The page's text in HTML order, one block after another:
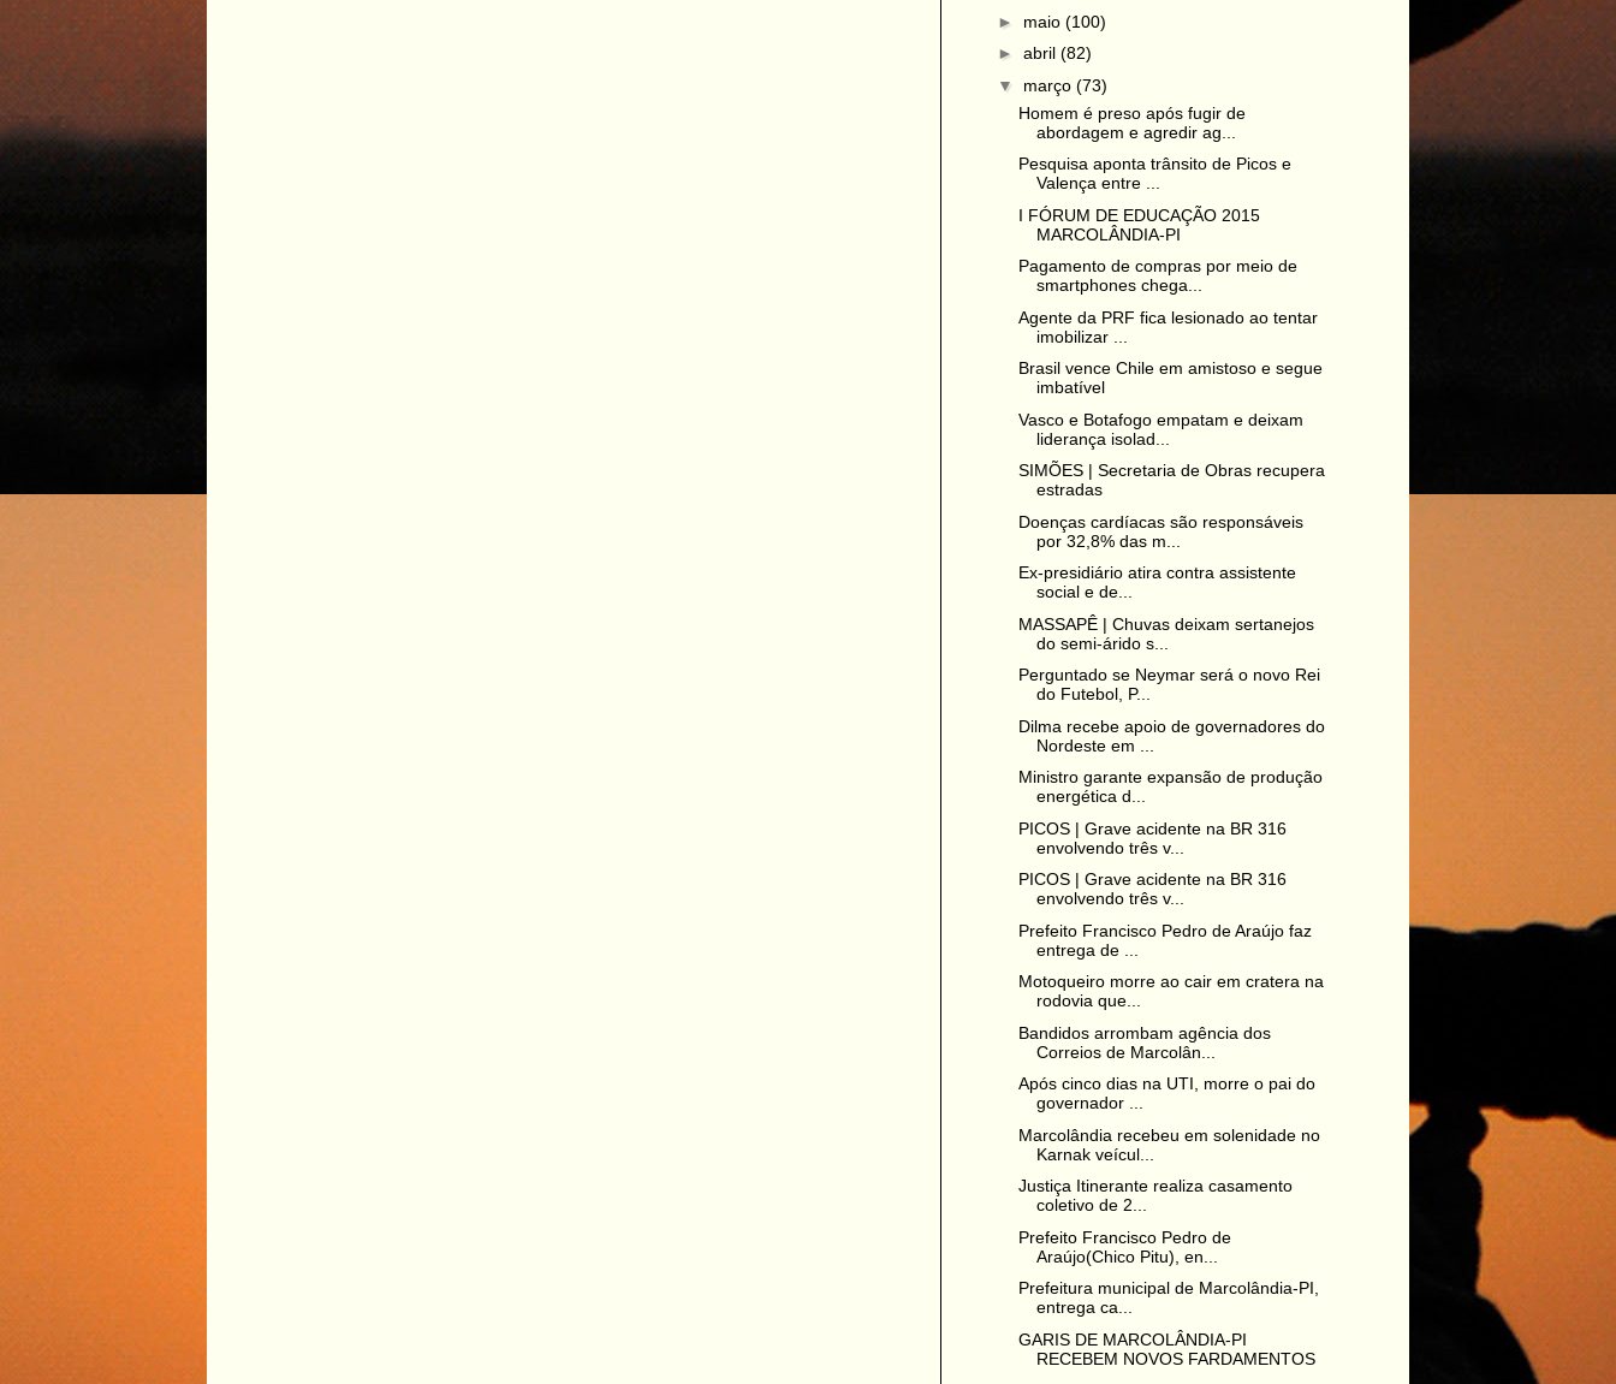
► maio (100)
► abril (82)
▼ março (73)
Homem é preso após fugir de
abordagem e agredir ag...
Pesquisa aponta trânsito de Picos e
Valença entre ...
I FÓRUM DE EDUCAÇÃO 2015
MARCOLÂNDIA-PI
Pagamento de compras por meio de
smartphones chega...
Agente da PRF fica lesionado ao tentar
imobilizar ...
Brasil vence Chile em amistoso e segue
imbatível
Vasco e Botafogo empatam e deixam
liderança isolad...
SIMÕES | Secretaria de Obras recupera
estradas
Doenças cardíacas são responsáveis
por 32,8% das m...
Ex-presidiário atira contra assistente
social e de...
MASSAPÊ | Chuvas deixam sertanejos
do semi-árido s...
Perguntado se Neymar será o novo Rei
do Futebol, P...
Dilma recebe apoio de governadores do
Nordeste em ...
Ministro garante expansão de produção
energética d...
PICOS | Grave acidente na BR 316
envolvendo três v...
PICOS | Grave acidente na BR 316
envolvendo três v...
Prefeito Francisco Pedro de Araújo faz
entrega de ...
Motoqueiro morre ao cair em cratera na
rodovia que...
Bandidos arrombam agência dos
Correios de Marcolân...
Após cinco dias na UTI, morre o pai do
governador ...
Marcolândia recebeu em solenidade no
Karnak veícul...
Justiça Itinerante realiza casamento
coletivo de 2...
Prefeito Francisco Pedro de
Araújo(Chico Pitu), en...
Prefeitura municipal de Marcolândia-PI,
entrega ca...
GARIS DE MARCOLÂNDIA-PI
RECEBEM NOVOS FARDAMENTOS